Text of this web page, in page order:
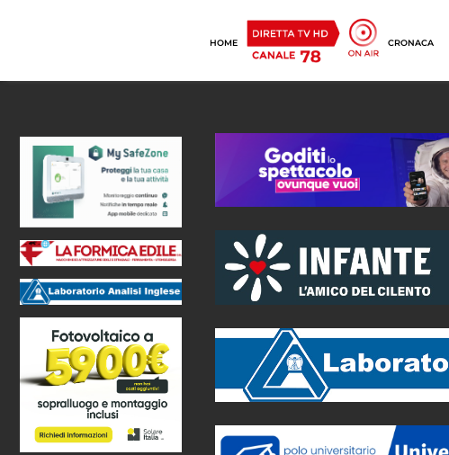
HOME CRONACA